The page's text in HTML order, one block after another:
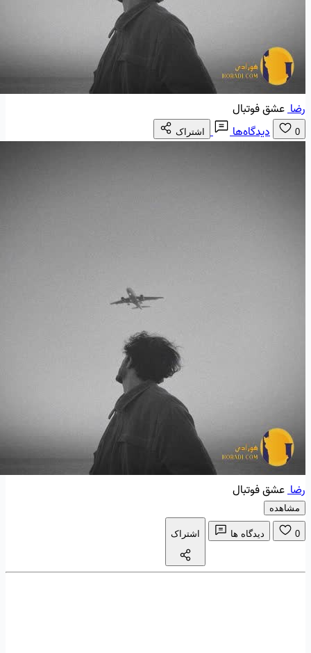
رضاعشق فوتبال
0 دیدگاه‌ها اشتراک
رضاعشق فوتبال
مشاهده
0 دیدگاه ها اشتراک